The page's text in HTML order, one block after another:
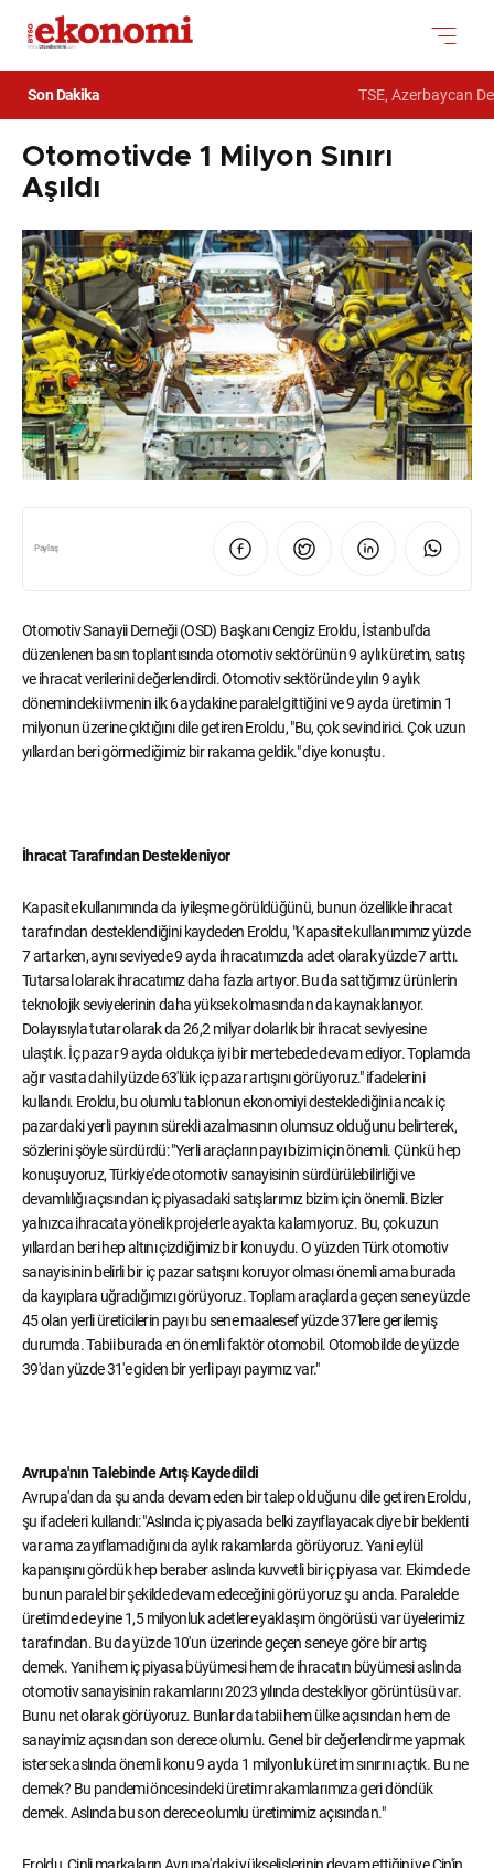
Son Dakika TSE, Azerbaycan
Otomotivde 1 Milyon Sınırı
Aşıldı
Paylaş
Otomotiv Sanayii Derneği (OSD) Başkanı Cengiz Eroldu, İstanbul'da
düzenlenen basın toplantısında otomotiv sektörünün 9 aylık üretim, satış
ve ihracat verilerini değerlendirdi. Otomotiv sektöründe yılın 9 aylık
dönemindeki ivmenin ilk 6 aydakine paralel gittiğini ve 9 ayda üretimin 1
milyonun üzerine çıktığını dile getiren Eroldu, "Bu, çok sevindirici. Çok uzun
yıllardan beri görmediğimiz bir rakama geldik." diye konuştu.
İhracat Tarafından Destekleniyor
Kapasite kullanımında da iyileşme görüldüğünü, bunun özellikle ihracat
tarafından desteklendiğini kaydeden Eroldu, "Kapasite kullanımımız yüzde
7 artarken, aynı seviyede 9 ayda ihracatımızda adet olarak yüzde 7 arttı.
Tutarsal olarak ihracatımız daha fazla artıyor. Bu da sattığımız ürünlerin
teknolojik seviyelerinin daha yüksek olmasından da kaynaklanıyor.
Dolayısıyla tutar olarak da 26,2 milyar dolarlık bir ihracat seviyesine
ulaştık. İç pazar 9 ayda oldukça iyi bir mertebede devam ediyor. Toplamda
ağır vasıta dahil yüzde 63'lük iç pazar artışını görüyoruz." ifadelerini
kullandı. Eroldu, bu olumlu tablonun ekonomiyi desteklediğini ancak iç
pazardaki yerli payının sürekli azalmasının olumsuz olduğunu belirterek,
sözlerini şöyle sürdürdü: "Yerli araçların payı bizim için önemli. Çünkü hep
konuşuyoruz, Türkiye'de otomotiv sanayisinin sürdürülebilirliği ve
devamlılığı açısından iç piyasadaki satışlarımız bizim için önemli. Bizler
yalnızca ihracata yönelik projelerle ayakta kalamıyoruz. Bu, çok uzun
yıllardan beri hep altını çizdiğimiz bir konuydu. O yüzden Türk otomotiv
sanayisinin belirli bir iç pazar satışını koruyor olması önemli ama burada
da kayıplara uğradığımızı görüyoruz. Toplam araçlarda geçen sene yüzde
45 olan yerli üreticilerin payı bu sene maalesef yüzde 37'lere gerilemiş
durumda. Tabii burada en önemli faktör otomobil. Otomobilde de yüzde
39'dan yüzde 31'e giden bir yerli payı payımız var."
Avrupa'nın Talebinde Artış Kaydedildi
Avrupa'dan da şu anda devam eden bir talep olduğunu dile getiren Eroldu,
şu ifadeleri kullandı: "Aslında iç piyasada belki zayıflayacak diye bir beklenti
var ama zayıflamadığını da aylık rakamlarda görüyoruz. Yani eylül
kapanışını gördük hep beraber aslında kuvvetli bir iç piyasa var. Ekimde de
bunun paralel bir şekilde devam edeceğini görüyoruz şu anda. Paralelde
üretimde de yine 1,5 milyonluk adetlere yaklaşım öngörüsü var üyelerimiz
tarafından. Bu da yüzde 10'un üzerinde geçen seneye göre bir artış
demek. Yani hem iç piyasa büyümesi hem de ihracatın büyümesi aslında
otomotiv sanayisinin rakamlarını 2023 yılında destekliyor görüntüsü var.
Bunu net olarak görüyoruz. Bunlar da tabii hem ülke açısından hem de
sanayimiz açısından son derece olumlu. Genel bir değerlendirme yapmak
istersek aslında önemli konu 9 ayda 1 milyonluk üretim sınırını açtık. Bu ne
demek? Bu pandemi öncesindeki üretim rakamlarımıza geri döndük
demek. Aslında bu son derece olumlu üretimimiz açısından."
Eroldu, Çinli markaların Avrupa'daki yükselişlerinin devam ettiğini ve Çin'in